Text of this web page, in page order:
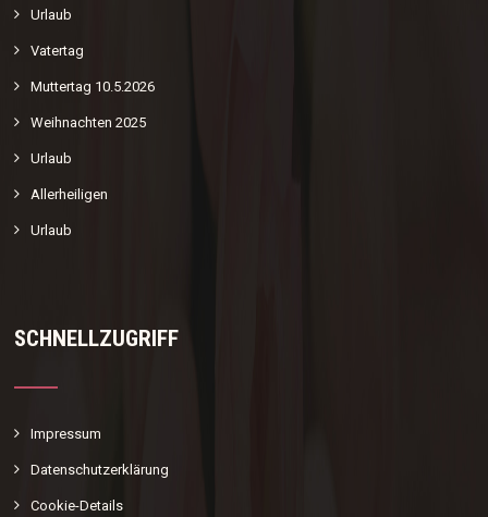
Urlaub
Vatertag
Muttertag 10.5.2026
Weihnachten 2025
Urlaub
Allerheiligen
Urlaub
SCHNELLZUGRIFF
Impressum
Datenschutzerklärung
Cookie-Details